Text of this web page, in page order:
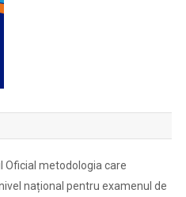
Oficial metodologia care
național pentru examenul de